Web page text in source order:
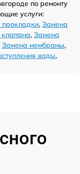
по ремонту
услуги:
, Замена
, Замена
Замена мембраны,
воды,